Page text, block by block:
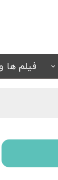
ای
فیلم ها